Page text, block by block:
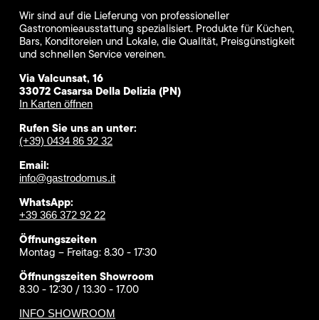
Wir sind auf die Lieferung von professioneller
Gastronomieausstattung spezialisiert. Produkte für Küchen,
Bars, Konditoreien und Lokale, die Qualität, Preisgünstigkeit
und schnellen Service vereinen.
Via Valcunsat, 16
33072 Casarsa Della Delizia (PN)
In Karten öffnen
Rufen Sie uns an unter:
(+39) 0434 86 92 32
Email:
info@gastrodomus.it
WhatsApp:
+39 366 372 92 22
Öffnungszeiten
Montag – Freitag: 8.30 - 17:30
Öffnungszeiten Showroom
8.30 - 12:30 / 13.30 - 17.00
INFO SHOWROOM